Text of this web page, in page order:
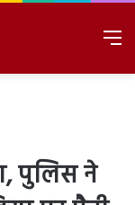
पुलिस ने